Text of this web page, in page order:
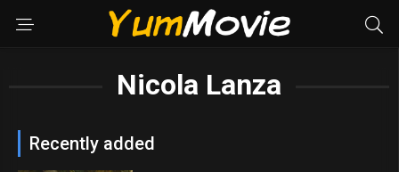
Nicola Lanza
Recently added